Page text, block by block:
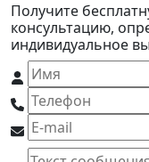
Получите
консультацию,
индивидуальное